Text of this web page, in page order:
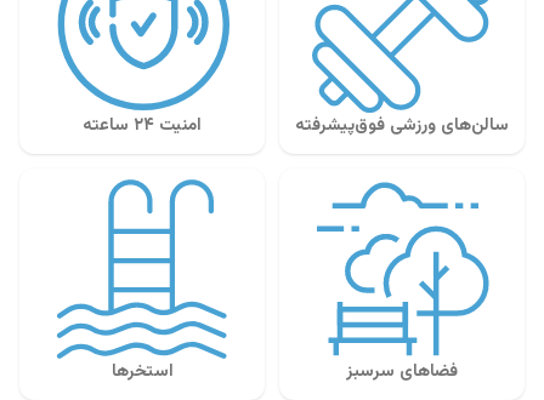
سالن‌های ورزشی فوق‌پیشرفته امنیت ۲۴ ساعته
فضاهای سرسبز استخرها